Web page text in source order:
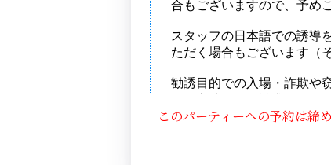
このパーティーへの予約は締